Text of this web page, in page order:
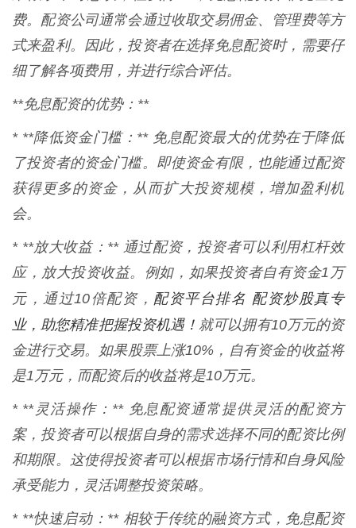
费。配资公司通常会通过收取交易佣金、管理费等方
式来盈利。因此，投资者在选择免息配资时，需要仔
细了解各项费用，并进行综合评估。
**免息配资的优势：**
* **降低资金门槛：** 免息配资最大的优势在于降低
了投资者的资金门槛。即使资金有限，也能通过配资
获得更多的资金，从而扩大投资规模，增加盈利机
会。
* **放大收益：** 通过配资，投资者可以利用杠杆效
应，放大投资收益。例如，如果投资者自有资金1万
元，通过10倍配资， 配资平台排名 配资炒股真专
业，助您精准把握投资机遇！就可以拥有10万元的资
金进行交易。如果股票上涨10%，自有资金的收益将
是1万元，而配资后的收益将是10万元。
* **灵活操作：** 免息配资通常提供灵活的配资方
案，投资者可以根据自身的需求选择不同的配资比例
和期限。这使得投资者可以根据市场行情和自身风险
承受能力，灵活调整投资策略。
* **快速启动：** 相较于传统的融资方式，免息配资